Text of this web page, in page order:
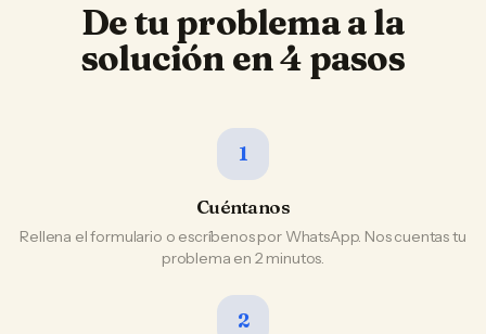
De tu problema a la
solución en 4 pasos
1
Cuéntanos
Rellena el formulario o escríbenos por WhatsApp. Nos cuentas tu
problema en 2 minutos.
2